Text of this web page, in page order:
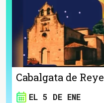
Cabalgata de
EL 5 DE ENE